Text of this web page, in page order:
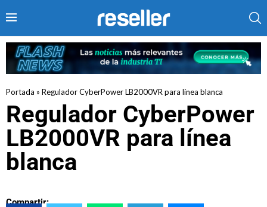
Portada » Regulador CyberPower LB2000VR para línea blanca
Regulador CyberPower
LB2000VR para línea
blanca
Compartir: